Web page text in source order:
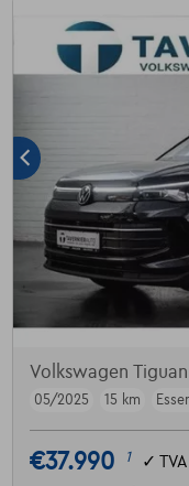
Volkswagen Tiguan
05/2025
15 km
€37.990 1 ✓